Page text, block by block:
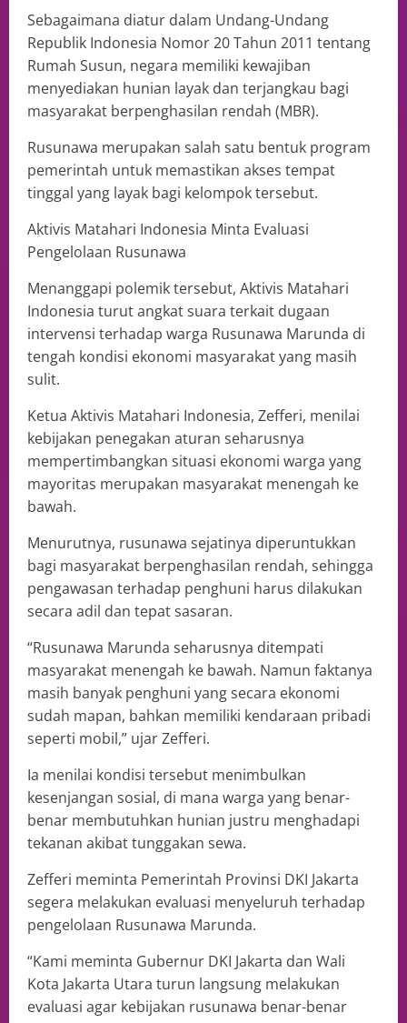
Sebagaimana diatur dalam Undang-Undang
Republik Indonesia Nomor 20 Tahun 2011 tentang
Rumah Susun, negara memiliki kewajiban
menyediakan hunian layak dan terjangkau bagi
masyarakat berpenghasilan rendah (MBR).
Rusunawa merupakan salah satu bentuk program
pemerintah untuk memastikan akses tempat
tinggal yang layak bagi kelompok tersebut.
Aktivis Matahari Indonesia Minta Evaluasi
Pengelolaan Rusunawa
Menanggapi polemik tersebut, Aktivis Matahari
Indonesia turut angkat suara terkait dugaan
intervensi terhadap warga Rusunawa Marunda di
tengah kondisi ekonomi masyarakat yang masih
sulit.
Ketua Aktivis Matahari Indonesia, Zefferi, menilai
kebijakan penegakan aturan seharusnya
mempertimbangkan situasi ekonomi warga yang
mayoritas merupakan masyarakat menengah ke
bawah.
Menurutnya, rusunawa sejatinya diperuntukkan
bagi masyarakat berpenghasilan rendah, sehingga
pengawasan terhadap penghuni harus dilakukan
secara adil dan tepat sasaran.
“Rusunawa Marunda seharusnya ditempati
masyarakat menengah ke bawah. Namun faktanya
masih banyak penghuni yang secara ekonomi
sudah mapan, bahkan memiliki kendaraan pribadi
seperti mobil,” ujar Zefferi.
Ia menilai kondisi tersebut menimbulkan
kesenjangan sosial, di mana warga yang benar-
benar membutuhkan hunian justru menghadapi
tekanan akibat tunggakan sewa.
Zefferi meminta Pemerintah Provinsi DKI Jakarta
segera melakukan evaluasi menyeluruh terhadap
pengelolaan Rusunawa Marunda.
“Kami meminta Gubernur DKI Jakarta dan Wali
Kota Jakarta Utara turun langsung melakukan
evaluasi agar kebijakan rusunawa benar-benar